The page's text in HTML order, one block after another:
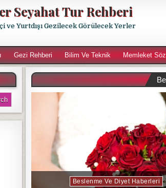
Seyahat Tur Rehberi
ve Yurtdışı Gezilecek Görülecek Yerler
Gezi Rehberi Bilim Ve Teknik Memleket
Beslenme Ve Diyet Haberleri